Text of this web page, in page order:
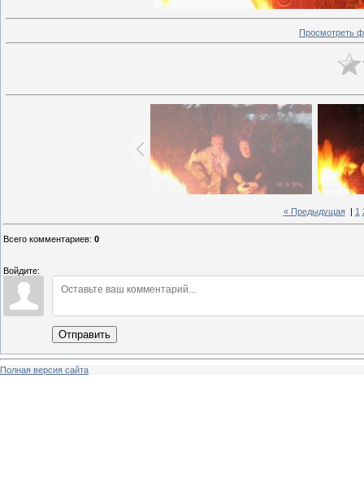
Просмотреть
« Предыдущая| 1
Всего комментариев: 0
Войдите:
Отправить
Полная версия сайта